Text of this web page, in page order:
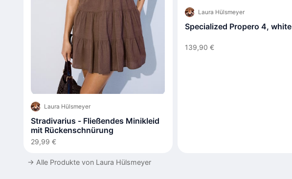
Laura Hülsmeyer
Stradivarius - Fließendes Minikleid
mit Rückenschnürung
29,99 €
Laura Hülsmeyer
Specialized Propero 4, white
139,90 €
→ Alle Produkte von Laura Hülsmeyer